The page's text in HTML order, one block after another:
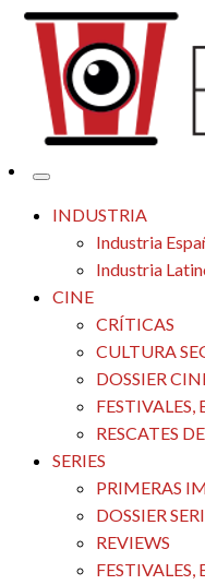
El Palomitrón
Tu espacio de la industria
INDUSTRIA
Industria
Industria
CINE
CRÍTICAS
CULTURA
DOSSIER
FESTIVALES,
RESCATES
SERIES
PRIMERAS
DOSSIER
REVIEWS
FESTIVALES,